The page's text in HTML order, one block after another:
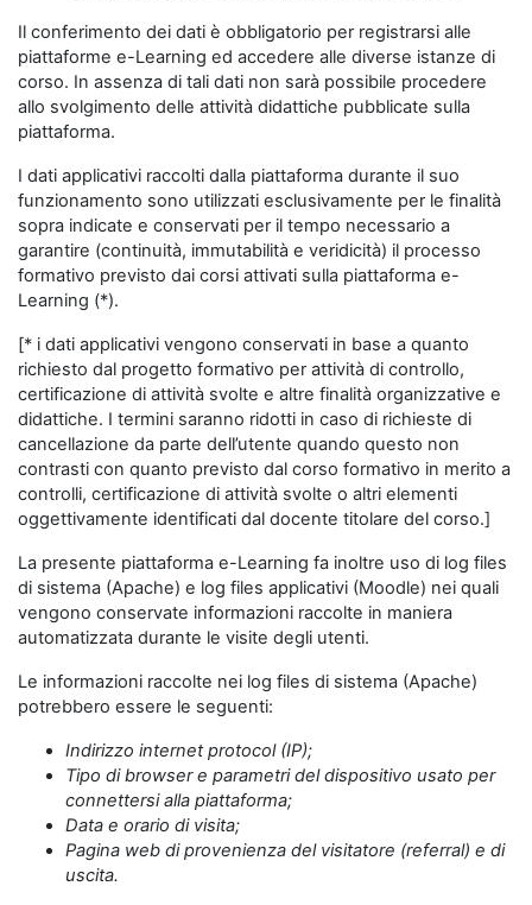
Il conferimento dei dati è obbligatorio per registrarsi alle
piattaforme e-Learning ed accedere alle diverse istanze di
corso. In assenza di tali dati non sarà possibile procedere
allo svolgimento delle attività didattiche pubblicate sulla
piattaforma.
I dati applicativi raccolti dalla piattaforma durante il suo
funzionamento sono utilizzati esclusivamente per le finalità
sopra indicate e conservati per il tempo necessario a
garantire (continuità, immutabilità e veridicità) il processo
formativo previsto dai corsi attivati sulla piattaforma e-
Learning (*).
[* i dati applicativi vengono conservati in base a quanto
richiesto dal progetto formativo per attività di controllo,
certificazione di attività svolte e altre finalità organizzative e
didattiche. I termini saranno ridotti in caso di richieste di
cancellazione da parte dell’utente quando questo non
contrasti con quanto previsto dal corso formativo in merito a
controlli, certificazione di attività svolte o altri elementi
oggettivamente identificati dal docente titolare del corso.]
La presente piattaforma e-Learning fa inoltre uso di log files
di sistema (Apache) e log files applicativi (Moodle) nei quali
vengono conservate informazioni raccolte in maniera
automatizzata durante le visite degli utenti.
Le informazioni raccolte nei log files di sistema (Apache)
potrebbero essere le seguenti:
Indirizzo internet protocol (IP);
Tipo di browser e parametri del dispositivo usato per
connettersi alla piattaforma;
Data e orario di visita;
Pagina web di provenienza del visitatore (referral) e di
uscita.